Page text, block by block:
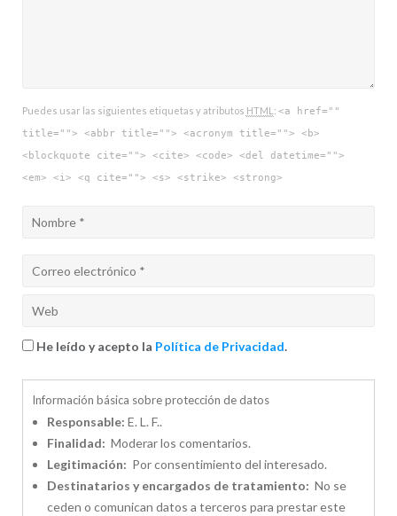
Puedes usar las siguientes etiquetas y atributos HTML : <a href=""
title=""> <abbr title=""> <acronym title=""> <b>
<blockquote cite=""> <cite> <code> <del datetime="">
<em> <i> <q cite=""> <s> <strike> <strong>
He leído y acepto la Política de Privacidad.
Información básica sobre protección de datos
Responsable: E. L. F..
Finalidad: Moderar los comentarios.
Legitimación: Por consentimiento del interesado.
Destinatarios y encargados de tratamiento: No se
ceden o comunican datos a terceros para prestar este